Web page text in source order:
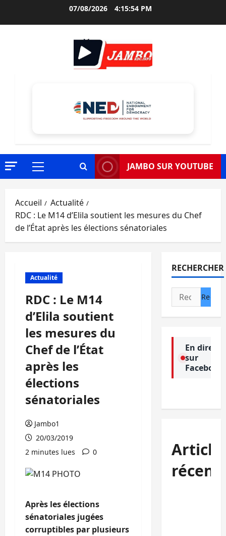
07/08/2026 4:15:55 PM
Menu
JAMBO SUR YOUTUBE
Accueil
Actualité
RDC : Le M14 d’Elila soutient les mesures du Chef
de l’État après les élections sénatoriales
Actualité
RDC : Le M14
d’Elila soutient
les mesures du
Chef de l’État
après les
élections
sénatoriales
Jambo1
20/03/2019
2 minutes lues
0
Après les élections
sénatoriales jugées
corruptibles par plusieurs
RECHERCHER
Rechercher :
En direct
sur
Facebook